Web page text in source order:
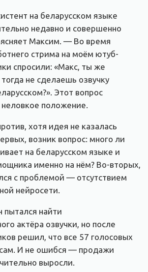
на беларусском языке
недавно и совершенно
Максим. — Во время
стрима на моём ютуб-
спросили: «Макс, ты же
не сделаешь озвучку
Этот вопрос
неловкое положение.
хотя идея не казалась
возник вопрос: много ли
на беларусском языке и
именно на нём? Во-вторых,
с проблемой — отсутствием
нейросети.
пытался найти
актёра озвучки, но после
решил, что все 57 голосовых
И не ошибся — продажи
выросли.